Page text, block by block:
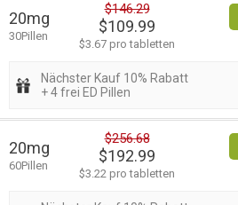
20mg
30Pillen
$146.29
$109.99
$3.67 pro tabletten
Nächster Kauf 10% Rabatt
+ 4 frei ED Pillen
20mg
60Pillen
$256.68
$192.99
$3.22 pro tabletten